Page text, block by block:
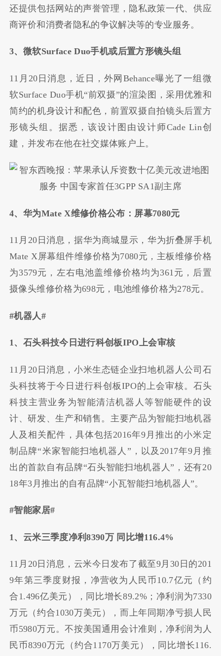
还提供包括网站的声誉管理，隐私政策一代、供应
商评价和消费者隐私的争议解决等的专业服务。
3、微软Surface Duo手机或后置方形镜头组
11月20日消息，近日，外网Behance曝光了一组微
软Surface Duo手机“前双摄”的渲染图，采用优雅和
简约的机身设计和配色，前置双摄自拍镜头后置方
形镜头组。据悉，该设计图由设计师Cade Lin创
建，并发布在他在社交媒体账户上。
4、华为Mate X维修价格公布：屏幕7080元
11月20日消息，据华为商城显示，华为折叠屏手机
Mate X屏幕组件维修价格为7080元，主板维修价格
为3579元，左右电池盖维修价格均为361元，后置
摄像头维修价格为698元，电池维修价格为278元。
#机器人#
1、石头科技今日进行科创板IPO上会审核
11月20日消息，小米生态链企业扫地机器人公司石
头科技将于今日进行科创板IPO的上会审核。石头
科技主营业务为智能清洁机器人等智能硬件的设
计、研发、生产和销售。主要产品为智能扫地机器
人及相关配件，具体包括2016年9月推出的小米定
制品牌“米家智能扫地机器人”，以及2017年9月推
出的首款自有品牌“石头智能扫地机器人”，还有20
18年3月推出的自有品牌“小瓦智能扫地机器人”。
#智能家居#
1、云米三季度净利8390万 同比增116.4%
11月20日消息，云米今日发布了截至9月30日的201
9年第三季度财报，净营收为人民币10.7亿元（约
合1.496亿美元），同比增长89.2%；净利润为7330
万元（约合1030万美元），而上年同期净亏损人民
币5980万元。不按美国通用会计准则，净利润为人
民币8390万元（约合1170万美元），同比增长116.